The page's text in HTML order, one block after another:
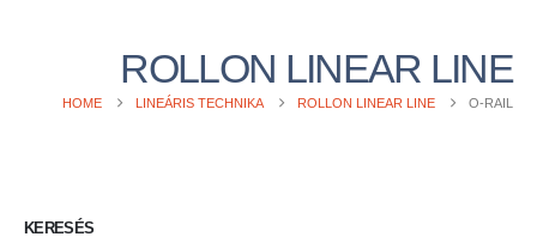
ROLLON LINEAR LINE
HOME LINEÁRIS TECHNIKA ROLLON LINEAR LINE O-RAIL
KERESÉS